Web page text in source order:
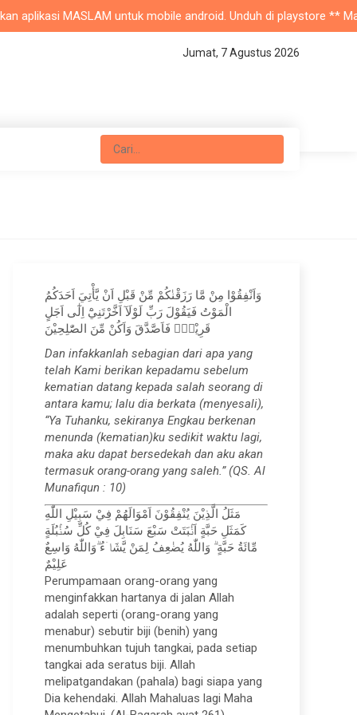
MASLAM untuk mobile android. Unduh di playstore ** Masjid
Jumat, 7 Agustus 2026
وَاَنْفِقُوْا مِنْ مَّا رَزَقْنٰكُمْ مِّنْ قَبْلِ اَنْ يَّأْتِيَ اَحَدَكُمُ
الْمَوْتُ فَيَقُوْلَ رَبِّ لَوْلَآ اَخَّرْتَنِيْٓ اِلٰٓى اَجَلٍ
قَرِيْبٍۚ فَاَصَّدَّقَ وَاَكُنْ مِّنَ الصّٰلِحِيْنَ
Dan infakkanlah sebagian dari apa yang
telah Kami berikan kepadamu sebelum
kematian datang kepada salah seorang di
antara kamu; lalu dia berkata (menyesali),
“Ya Tuhanku, sekiranya Engkau berkenan
menunda (kematian)ku sedikit waktu lagi,
maka aku dapat bersedekah dan aku akan
termasuk orang-orang yang saleh.” (QS. Al
Munafiqun : 10)
مَثَلُ الَّذِيْنَ يُنْفِقُوْنَ اَمْوَالَهُمْ فِيْ سَبِيْلِ اللّٰهِ
كَمَثَلِ حَبَّةٍ اَنْۢبَتَتْ سَبْعَ سَنَابِلَ فِيْ كُلِّ سُنْۢبُلَةٍ
مِّائَةُ حَبَّةٍ ۗ وَاللّٰهُ يُضٰعِفُ لِمَنْ يَّشَاۤءُ ۗوَاللّٰهُ وَاسِعٌ
عَلِيْمٌ
Perumpamaan orang-orang yang
menginfakkan hartanya di jalan Allah
adalah seperti (orang-orang yang
menabur) sebutir biji (benih) yang
menumbuhkan tujuh tangkai, pada setiap
tangkai ada seratus biji. Allah
melipatgandakan (pahala) bagi siapa yang
Dia kehendaki. Allah Mahaluas lagi Maha